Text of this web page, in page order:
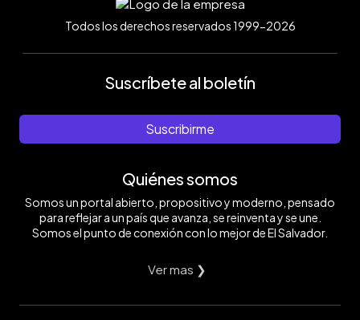
Todos los derechos reservados 1999-2026
Suscríbete al boletín
Suscribirme
Quiénes somos
Somos un portal abierto, propositivo y moderno, pensado
para reflejar a un país que avanza, se reinventa y se une.
Somos el punto de conexión con lo mejor de El Salvador.
Ver mas ❯